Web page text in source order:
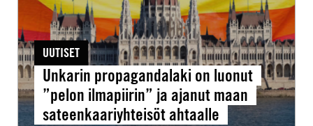
ajanut
maan
sateenkaariyhteisöt
ahtaalle
UUTISET
Unkarin propagandalaki on luonut
”pelon ilmapiirin” ja ajanut maan
sateenkaariyhteisöt ahtaalle